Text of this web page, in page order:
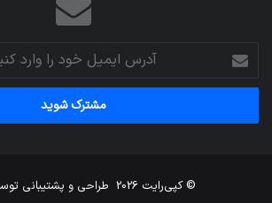
آدرس
ایمیل
خود
وارد
© کپی‌رایت 2026 طراحی و پشتیبانی